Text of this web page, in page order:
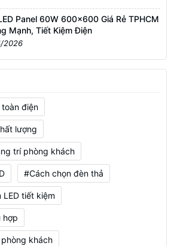
Panel 60W 600x600 Giá Rẻ TPHCM
Mạnh, Tiết Kiệm Điện
2026
điện
lượng
trí phòng khách
#Cách chọn đèn thả
tiết kiệm
hợp
khách